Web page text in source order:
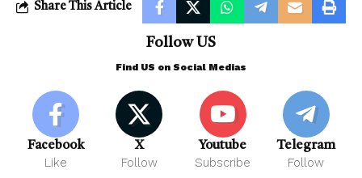
Share This Article
Follow US
Find US on Social Medias
Facebook
Like
X
Follow
Youtube
Subscribe
Telegram
Follow